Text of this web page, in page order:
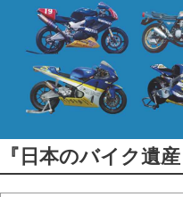
『日本のバイク遺